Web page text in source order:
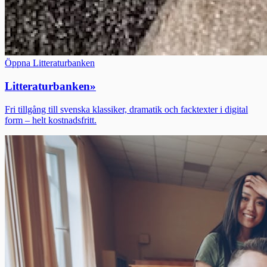
Öppna Litteraturbanken
Litteraturbanken»
Fri tillgång till svenska klassiker, dramatik och facktexter i digital
form – helt kostnadsfritt.